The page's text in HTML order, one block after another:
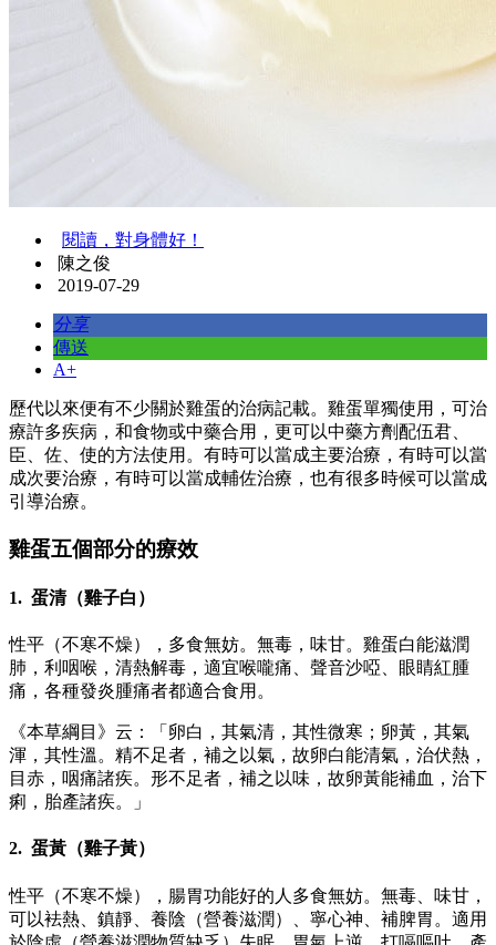
閱讀，對身體好！
陳之俊
2019-07-29
分享
傳送
A+
歷代以來便有不少關於雞蛋的治病記載。雞蛋單獨使用，可治
療許多疾病，和食物或中藥合用，更可以中藥方劑配伍君、
臣、佐、使的方法使用。有時可以當成主要治療，有時可以當
成次要治療，有時可以當成輔佐治療，也有很多時候可以當成
引導治療。
雞蛋五個部分的療效
1. 蛋清（雞子白）
性平（不寒不燥），多食無妨。無毒，味甘。雞蛋白能滋潤
肺，利咽喉，清熱解毒，適宜喉嚨痛、聲音沙啞、眼睛紅腫
痛，各種發炎腫痛者都適合食用。
《本草綱目》云：「卵白，其氣清，其性微寒；卵黃，其氣
渾，其性溫。精不足者，補之以氣，故卵白能清氣，治伏熱，
目赤，咽痛諸疾。形不足者，補之以味，故卵黃能補血，治下
痢，胎產諸疾。」
2. 蛋黃（雞子黃）
性平（不寒不燥），腸胃功能好的人多食無妨。無毒、味甘，
可以袪熱、鎮靜、養陰（營養滋潤）、寧心神、補脾胃。適用